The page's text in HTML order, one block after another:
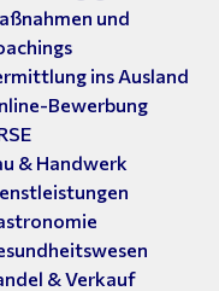
und
ins Ausland
Bewerbung
& Handwerk
& Verkauf